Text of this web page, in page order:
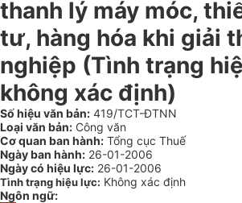
thanh lý máy móc,
tư, hàng hóa khi giải
nghiệp (Tình trạng
không xác định)
Số hiệu văn bản: 419/TCT-ĐTNN
Loại văn bản: Công văn
Cơ quan ban hành: Tổng cục Thuế
Ngày ban hành: 26-01-2006
Ngày có hiệu lực: 26-01-2006
Tình trạng hiệu lực: Không xác định
Ngôn ngữ: